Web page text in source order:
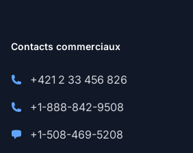
Contacts commerciaux
+421 2 33 456 826
+1-888-842-9508
+1-508-469-5208